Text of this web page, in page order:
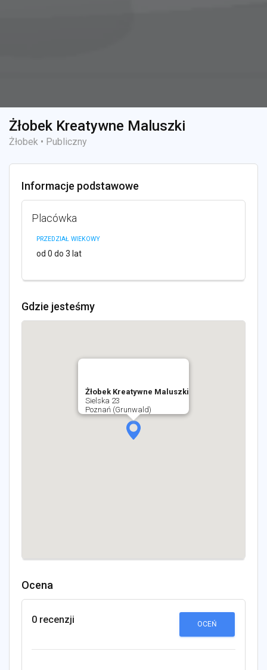
Żłobek Kreatywne Maluszki
Żłobek • Publiczny
Informacje podstawowe
Placówka
PRZEDZIAŁ WIEKOWY
od 0 do 3 lat
Gdzie jesteśmy
Żłobek Kreatywne Maluszki
Sielska 23
Poznań (Grunwald)
Ocena
0 recenzji OCEŃ